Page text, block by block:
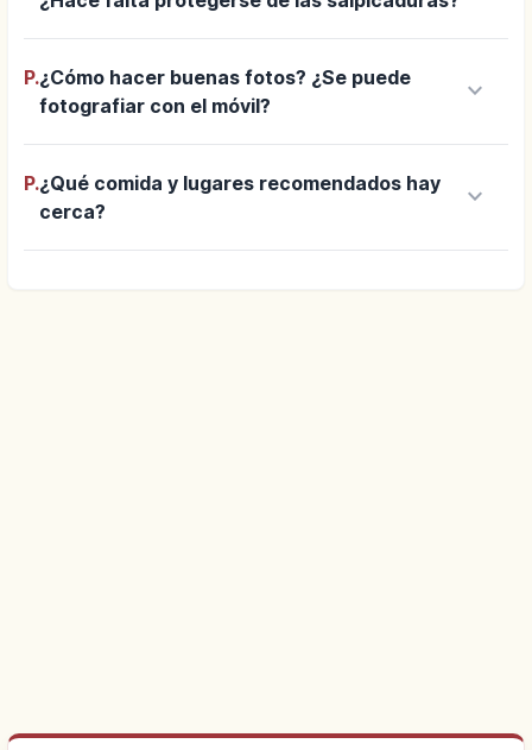
P.¿Cómo hacer buenas fotos? ¿Se puede
fotografiar con el móvil?
keyboard_arrow_down
P.¿Qué comida y lugares recomendados hay
cerca?
keyboard_arrow_down